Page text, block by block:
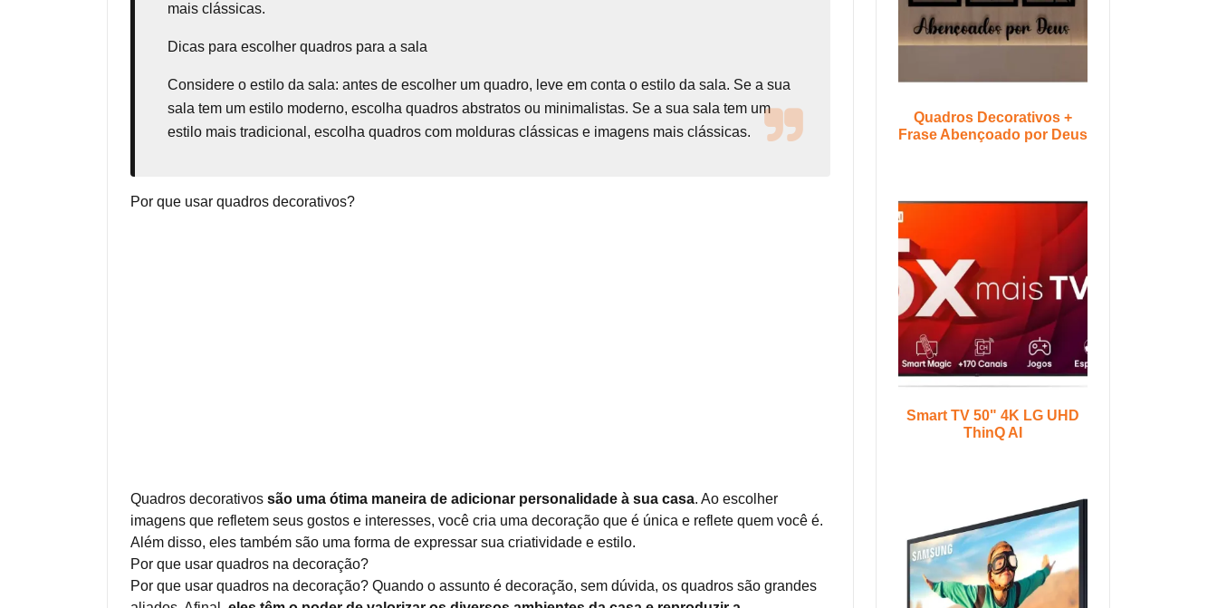
mais clássicas.
Dicas para escolher quadros para a sala
Considere o estilo da sala: antes de escolher um quadro, leve em conta o estilo da sala. Se a sua
sala tem um estilo moderno, escolha quadros abstratos ou minimalistas. Se a sua sala tem um
estilo mais tradicional, escolha quadros com molduras clássicas e imagens mais clássicas.
Por que usar quadros decorativos?
Quadros decorativos são uma ótima maneira de adicionar personalidade à sua casa. Ao escolher
imagens que refletem seus gostos e interesses, você cria uma decoração que é única e reflete quem você é.
Além disso, eles também são uma forma de expressar sua criatividade e estilo.
Por que usar quadros na decoração?
Por que usar quadros na decoração? Quando o assunto é decoração, sem dúvida, os quadros são grandes
Quadros Decorativos +
Frase Abençoado por Deus
Smart TV 50" 4K LG UHD
ThinQ AI